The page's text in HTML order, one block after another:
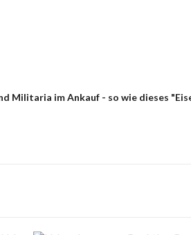
Militaria im Ankauf - so wie dieses